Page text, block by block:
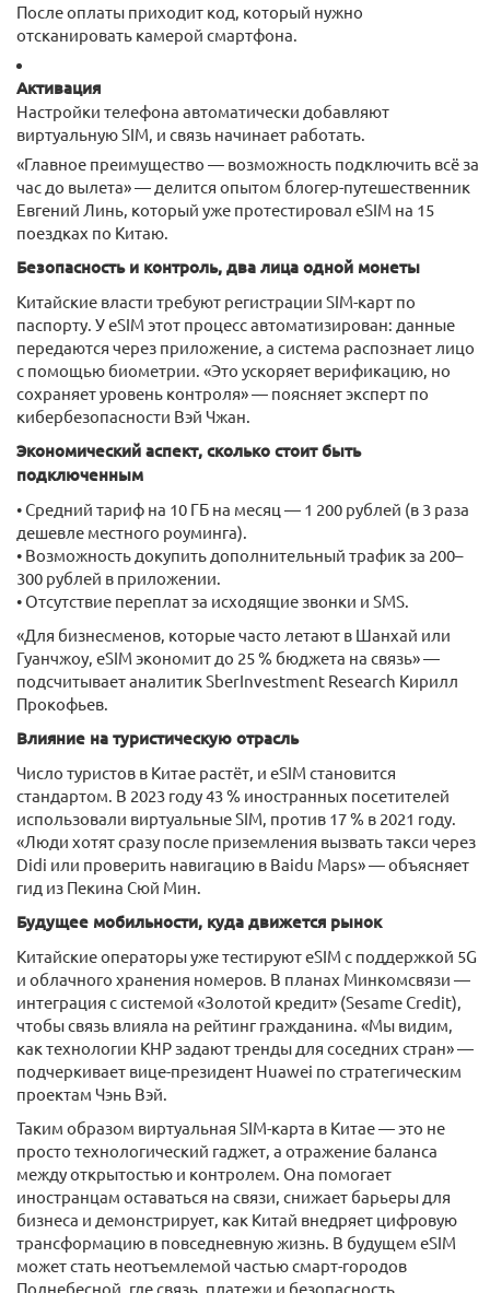
После оплаты приходит код, который нужно
отсканировать камерой смартфона.
Активация
Настройки телефона автоматически добавляют
виртуальную SIM, и связь начинает работать.
«Главное преимущество — возможность подключить всё за
час до вылета» — делится опытом блогер-путешественник
Евгений Линь, который уже протестировал eSIM на 15
поездках по Китаю.
Безопасность и контроль, два лица одной монеты
Китайские власти требуют регистрации SIM-карт по
паспорту. У eSIM этот процесс автоматизирован: данные
передаются через приложение, а система распознает лицо
с помощью биометрии. «Это ускоряет верификацию, но
сохраняет уровень контроля» — поясняет эксперт по
кибербезопасности Вэй Чжан.
Экономический аспект, сколько стоит быть
подключенным
• Средний тариф на 10 ГБ на месяц — 1 200 рублей (в 3 раза
дешевле местного роуминга).
• Возможность докупить дополнительный трафик за 200–
300 рублей в приложении.
• Отсутствие переплат за исходящие звонки и SMS.
«Для бизнесменов, которые часто летают в Шанхай или
Гуанчжоу, eSIM экономит до 25 % бюджета на связь» —
подсчитывает аналитик SberInvestment Research Кирилл
Прокофьев.
Влияние на туристическую отрасль
Число туристов в Китае растёт, и eSIM становится
стандартом. В 2023 году 43 % иностранных посетителей
использовали виртуальные SIM, против 17 % в 2021 году.
«Люди хотят сразу после приземления вызвать такси через
Didi или проверить навигацию в Baidu Maps» — объясняет
гид из Пекина Сюй Мин.
Будущее мобильности, куда движется рынок
Китайские операторы уже тестируют eSIM с поддержкой 5G
и облачного хранения номеров. В планах Минкомсвязи —
интеграция с системой «Золотой кредит» (Sesame Credit),
чтобы связь влияла на рейтинг гражданина. «Мы видим,
как технологии КНР задают тренды для соседних стран» —
подчеркивает вице-президент Huawei по стратегическим
проектам Чэнь Вэй.
Таким образом виртуальная SIM-карта в Китае — это не
просто технологический гаджет, а отражение баланса
между открытостью и контролем. Она помогает
иностранцам оставаться на связи, снижает барьеры для
бизнеса и демонстрирует, как Китай внедряет цифровую
трансформацию в повседневную жизнь. В будущем eSIM
может стать неотъемлемой частью смарт-городов
Поднебесной, где связь, платежи и безопасность